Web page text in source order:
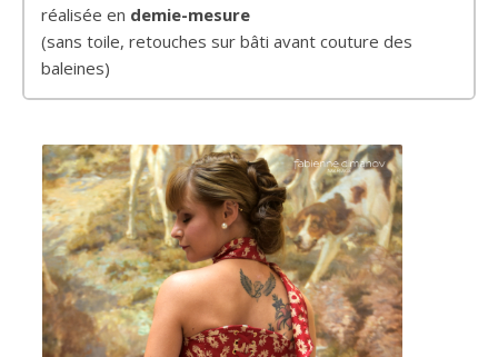
réalisée en demie-mesure
(sans toile, retouches sur bâti avant couture des
baleines)